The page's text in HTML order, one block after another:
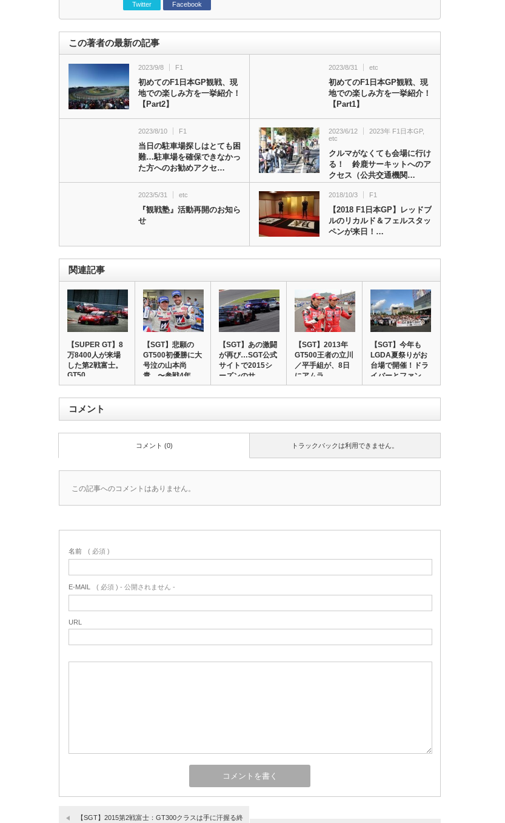
Twitter Facebook
この著者の最新の記事
2023/9/8 F1
初めてのF1日本GP観戦、現
地での楽しみ方を一挙紹介！
【Part2】
2023/8/31 etc
初めてのF1日本GP観戦、現
地での楽しみ方を一挙紹介！
【Part1】
2023/8/10 F1
当日の駐車場探しはとても困
難…駐車場を確保できなかっ
た方へのお勧めアクセ…
2023/6/12 2023年 F1日本GP,
etc
クルマがなくても会場に行け
る！ 鈴鹿サーキットへのア
クセス（公共交通機関…
2023/5/31 etc
『観戦塾』活動再開のお知ら
せ
2018/10/3 F1
【2018 F1日本GP】レッドブ
ルのリカルド＆フェルスタッ
ペンが来日！…
関連記事
【SUPER GT】8
万8400人が来場
した第2戦富士。
GT50…
【SGT】悲願の
GT500初優勝に大
号泣の山本尚
貴 〜参戦4年
目…
【SGT】あの激闘
が再び…SGT公式
サイトで2015シ
ーズンのサ…
【SGT】2013年
GT500王者の立川
／平手組が、8日
にアムラ…
【SGT】今年も
LGDA夏祭りがお
台場で開催！ドラ
イバーとファン…
コメント
トラックバックは利用できません。
コメント (0)
この記事へのコメントはありません。
名前 ( 必須 )
E-MAIL ( 必須 ) - 公開されません -
URL
【SGT】2015第2戦富士：GT300クラスは手に汗握る終